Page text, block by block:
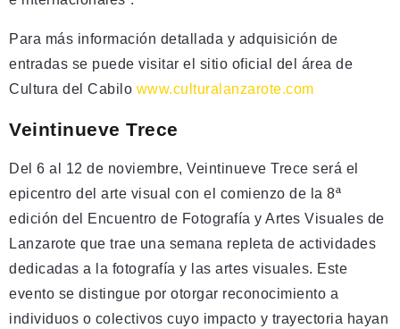
Para más información detallada y adquisición de
entradas se puede visitar el sitio oficial del área de
Cultura del Cabilo www.culturalanzarote.com
Veintinueve Trece
Del 6 al 12 de noviembre, Veintinueve Trece será el
epicentro del arte visual con el comienzo de la 8ª
edición del Encuentro de Fotografía y Artes Visuales de
Lanzarote que trae una semana repleta de actividades
dedicadas a la fotografía y las artes visuales. Este
evento se distingue por otorgar reconocimiento a
individuos o colectivos cuyo impacto y trayectoria hayan